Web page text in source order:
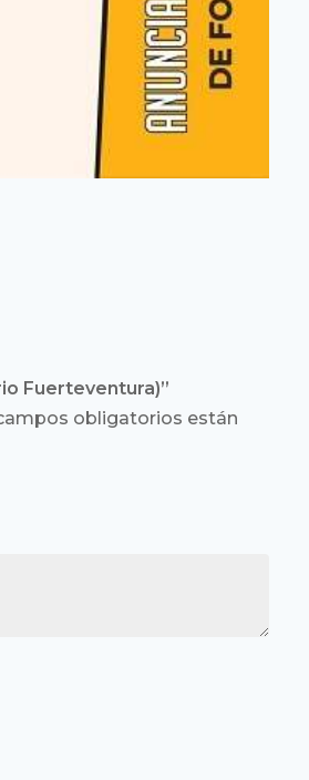
Fuerteventura)”
obligatorios están